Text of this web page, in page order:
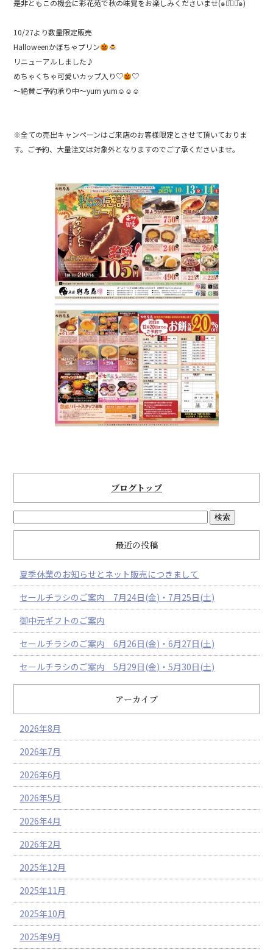
是非ともこの機会に彩花苑で秋の味覚をお楽しみくださいませ(๑･̑◡･̑๑)
10/27より数量限定販売
Halloweenかぼちゃプリン
リニューアルしました♪
めちゃくちゃ可愛いカップ入り♡
♡
〜絶賛ご予約承り中〜yum yum☺︎☺︎☺︎
※全ての売出キャンペーンはご来店のお客様限定とさせて頂いておりま
す。ご予約、大量注文は対象外となりますのでご了承くださいませ。
ブログトップ
最近の投稿
夏季休業のお知らせとネット販売につきまして
セールチラシのご案内 7月24日(金)・7月25日(土)
御中元ギフトのご案内
セールチラシのご案内 6月26日(金)・6月27日(土)
セールチラシのご案内 5月29日(金)・5月30日(土)
アーカイブ
2026年8月
2026年7月
2026年6月
2026年5月
2026年4月
2026年2月
2025年12月
2025年11月
2025年10月
2025年9月